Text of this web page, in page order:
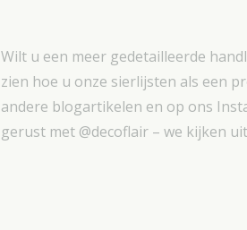
Wilt u een meer gedetailleerde
zien hoe u onze sierlijsten als een
andere blogartikelen en op ons
gerust met @decoflair – we kijken